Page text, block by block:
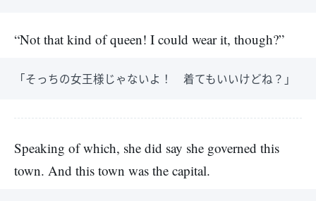
“Not that kind of queen! I could wear it, though?”
「そっちの女王様じゃないよ！ 着てもいいけどね？」
Speaking of which, she did say she governed this
town. And this town was the capital.